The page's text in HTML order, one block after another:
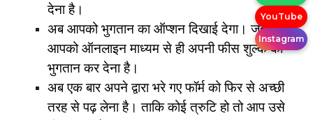
देना है।
अब आपको भुगतान का ऑप्शन दिखाई देगा। जहां पर
आपको ऑनलाइन माध्यम से ही अपनी फीस शुल्क का
भुगतान कर देना है।
अब एक बार अपने द्वारा भरे गए फॉर्म को फिर से अच्छी
तरह से पढ़ लेना है। ताकि कोई त्रुटि हो तो आप उसे
YouTube
Instagram